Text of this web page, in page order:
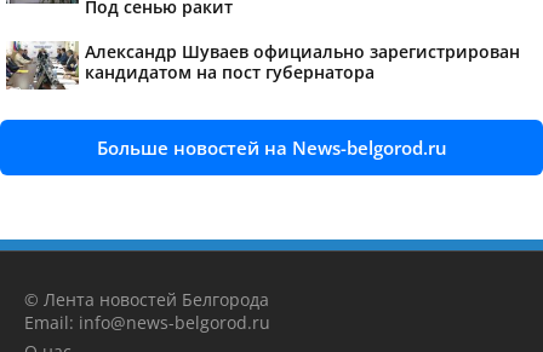
Под сенью ракит
Александр Шуваев официально зарегистрирован
кандидатом на пост губернатора
Больше новостей на News-belgorod.ru
© Лента новостей Белгорода
Email: info@news-belgorod.ru